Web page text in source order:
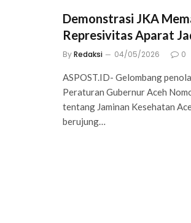
Demonstrasi JKA
Represivitas Aparat
ByRedaksi 04/05/2026 0
ASPOST.ID- Gelombang
Peraturan Gubernur Aceh
tentang Jaminan Kesehatan
berujung…